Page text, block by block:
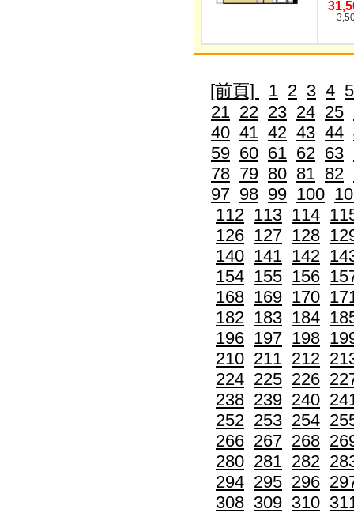
[前頁] 1 2 3 4 5
21 22 23 24 25
40 41 42 43 44
59 60 61 62 63
78 79 80 81 82
97 98 99 100
112 113 114
126 127 128
140 141 142
154 155 156
168 169 170
182 183 184
196 197 198
210 211 212
224 225 226
238 239 240
252 253 254
266 267 268
280 281 282
294 295 296
308 309 310